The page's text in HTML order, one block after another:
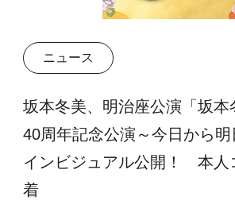
ニュース
坂本冬美、明治座公演「坂本
40周年記念公演～今日から明
インビジュアル公開！ 本人
着